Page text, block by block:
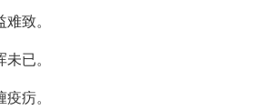
致。
已。
疠。